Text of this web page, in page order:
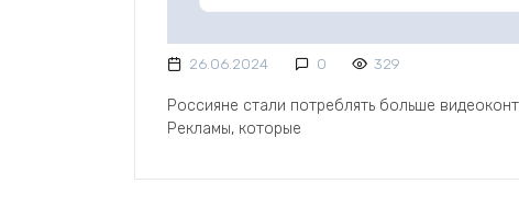
26.06.2024 0 329
Россияне стали потреблять больше
Рекламы, которые